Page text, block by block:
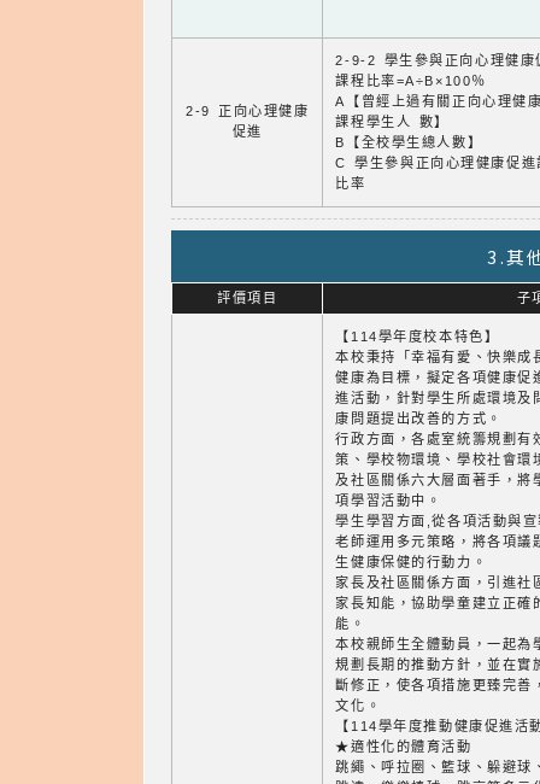
2-9 正向心理健康
促進
2-9-2 學生參與正向心理健康
課程比率=A÷B×100％
A【曾經上過有關正向心理健
課程學生人 數】
B【全校學生總人數】
C 學生參與正向心理健康促進
比率
3.其
評價項目 子
【114學年度校本特色】
本校秉持「幸福有愛、快樂成
健康為目標，擬定各項健康促
進活動，針對學生所處環境及
康問題提出改善的方式。
行政方面，各處室統籌規劃有
策、學校物環境、學校社會環
及社區關係六大層面著手，將
項學習活動中。
學生學習方面,從各項活動與
老師運用多元策略，將各項議
生健康保健的行動力。
家長及社區關係方面，引進社
家長知能，協助學童建立正確
能。
本校親師生全體動員，一起為
規劃長期的推動方針，並在實
斷修正，使各項措施更臻完善
文化。
【114學年度推動健康促進活
★適性化的體育活動
跳繩、呼拉圈、籃球、躲避球